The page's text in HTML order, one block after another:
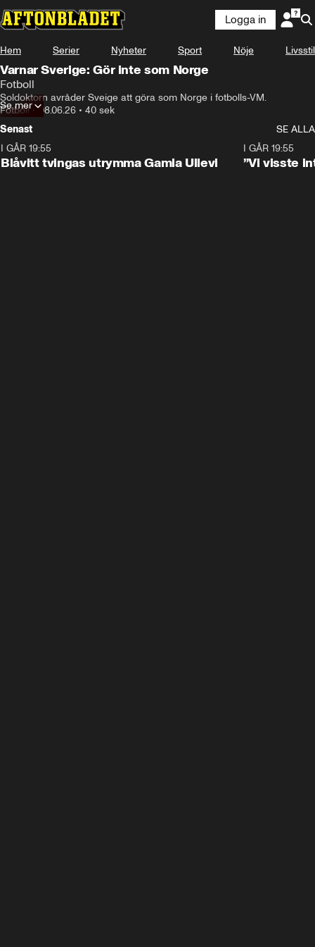
Logga in
Hem Serier Nyheter Sport Nöje Livsstil
Varnar Sverige: Gör inte som Norge
Fotboll
Soldoktorn avråder Sveige att göra som Norge i fotbolls-VM.
Fotboll•08.06.26 • 40 sek
Se mer
Senast
SE ALLA
I GÅR 19:55
Blåvitt tvingas utrymma Gamla Ullevi
I GÅR 19:55
”Vi visste